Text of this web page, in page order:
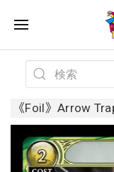
《Foil》Arrow